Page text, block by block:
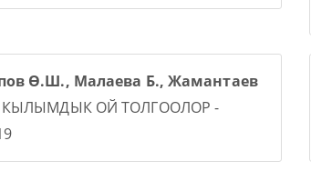
Ө.Ш., Малаева Б., Жамантаев
ОЙ ТОЛГООЛОР -